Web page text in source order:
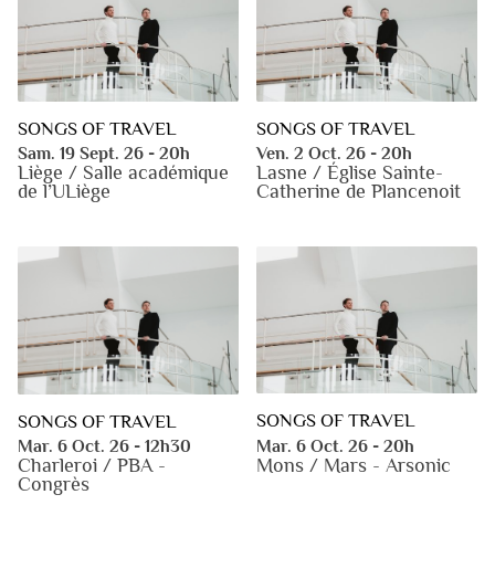
SONGS OF TRAVEL
Sam. 19 Sept. 26 - 20h
Liège / Salle académique
de l’ULiège
SONGS OF TRAVEL
Ven. 2 Oct. 26 - 20h
Lasne / Église Sainte-
Catherine de Plancenoit
SONGS OF TRAVEL
Mar. 6 Oct. 26 - 12h30
Charleroi / PBA -
Congrès
SONGS OF TRAVEL
Mar. 6 Oct. 26 - 20h
Mons / Mars - Arsonic